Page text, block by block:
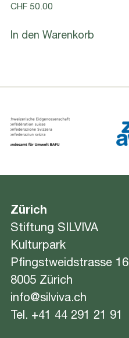
CHF 50.00
In den Warenkorb
Zürich
Stiftung SILVIVA
Kulturpark
Pfingstweidstrasse 16
8005 Zürich
info@silviva.ch
Tel. +41 44 291 21 91